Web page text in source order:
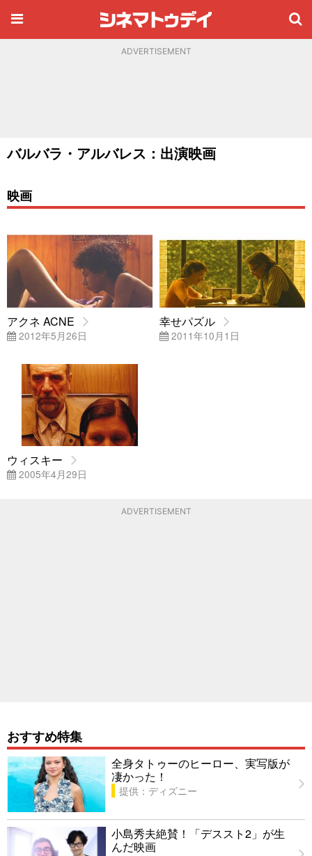
ADVERTISEMENT
バルバラ・アルバレス：出演映画
映画
アクネ ACNE
2012年5月26日
幸せパズル
2011年10月1日
ウィスキー
2005年4月29日
ADVERTISEMENT
おすすめ特集
全身タトゥーのヒーロー、実写版が
凄かった！
提供：ディズニー
小島秀夫絶賛！「デススト2」が生
んだ映画